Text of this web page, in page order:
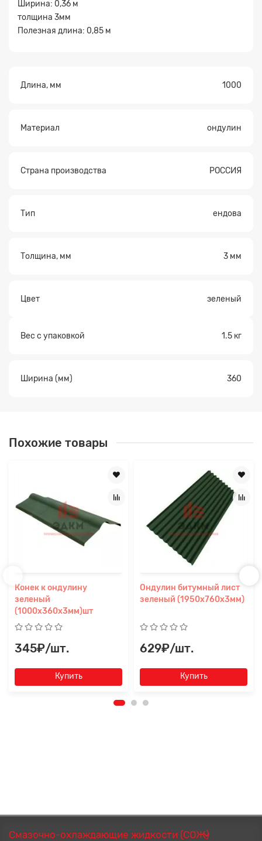
Ширина: 0,36 м
толщина 3мм
Полезная длина: 0,85 м
Длина, мм 1000
Материал ондулин
Страна производства РОССИЯ
Тип ендова
Толщина, мм 3 мм
Цвет зеленый
Вес с упаковкой 1.5 кг
Ширина (мм) 360
Похожие товары
Конек к ондулину
зеленый
(1000х360х3мм)шт
345₽/шт.
Купить
Ондулин битумный лист
зеленый (1950х760х3мм)
629₽/шт.
Купить
Смазочно-охлаждающие жидкости (СОЖ)